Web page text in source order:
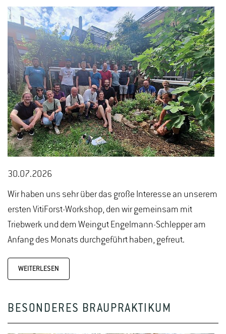
30.07.2026
Wir haben uns sehr über das große Interesse an unserem
ersten VitiForst-Workshop, den wir gemeinsam mit
Triebwerk und dem Weingut Engelmann-Schlepper am
Anfang des Monats durchgeführt haben, gefreut.
WEITERLESEN
BESONDERES BRAUPRAKTIKUM